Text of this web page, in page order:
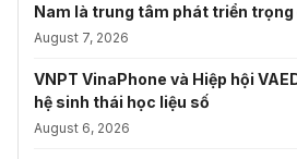
Nam là trung tâm phát triển
August 7, 2026
VNPT VinaPhone và Hiệp hội
hệ sinh thái học liệu số
August 6, 2026